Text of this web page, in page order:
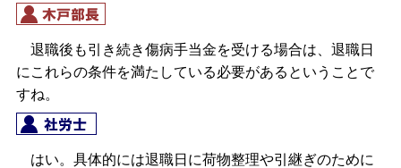
退職後も引き続き傷病手当金を受ける場合は、退職日
にこれらの条件を満たしている必要があるということで
すね。
はい。具体的には退職日に荷物整理や引継ぎのために